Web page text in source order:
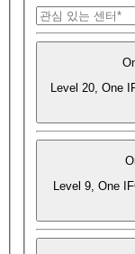
Level 20, One
Level 9, One